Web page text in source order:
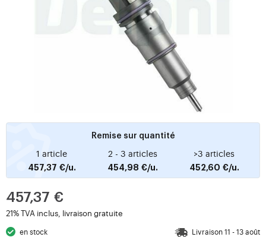
Remise sur quantité
1 article
457,37 €/u.
2 - 3 articles
454,98 €/u.
>3 articles
452,60 €/u.
457,37 €
21% TVA inclus, livraison gratuite
en stock Livraison 11 - 13 août